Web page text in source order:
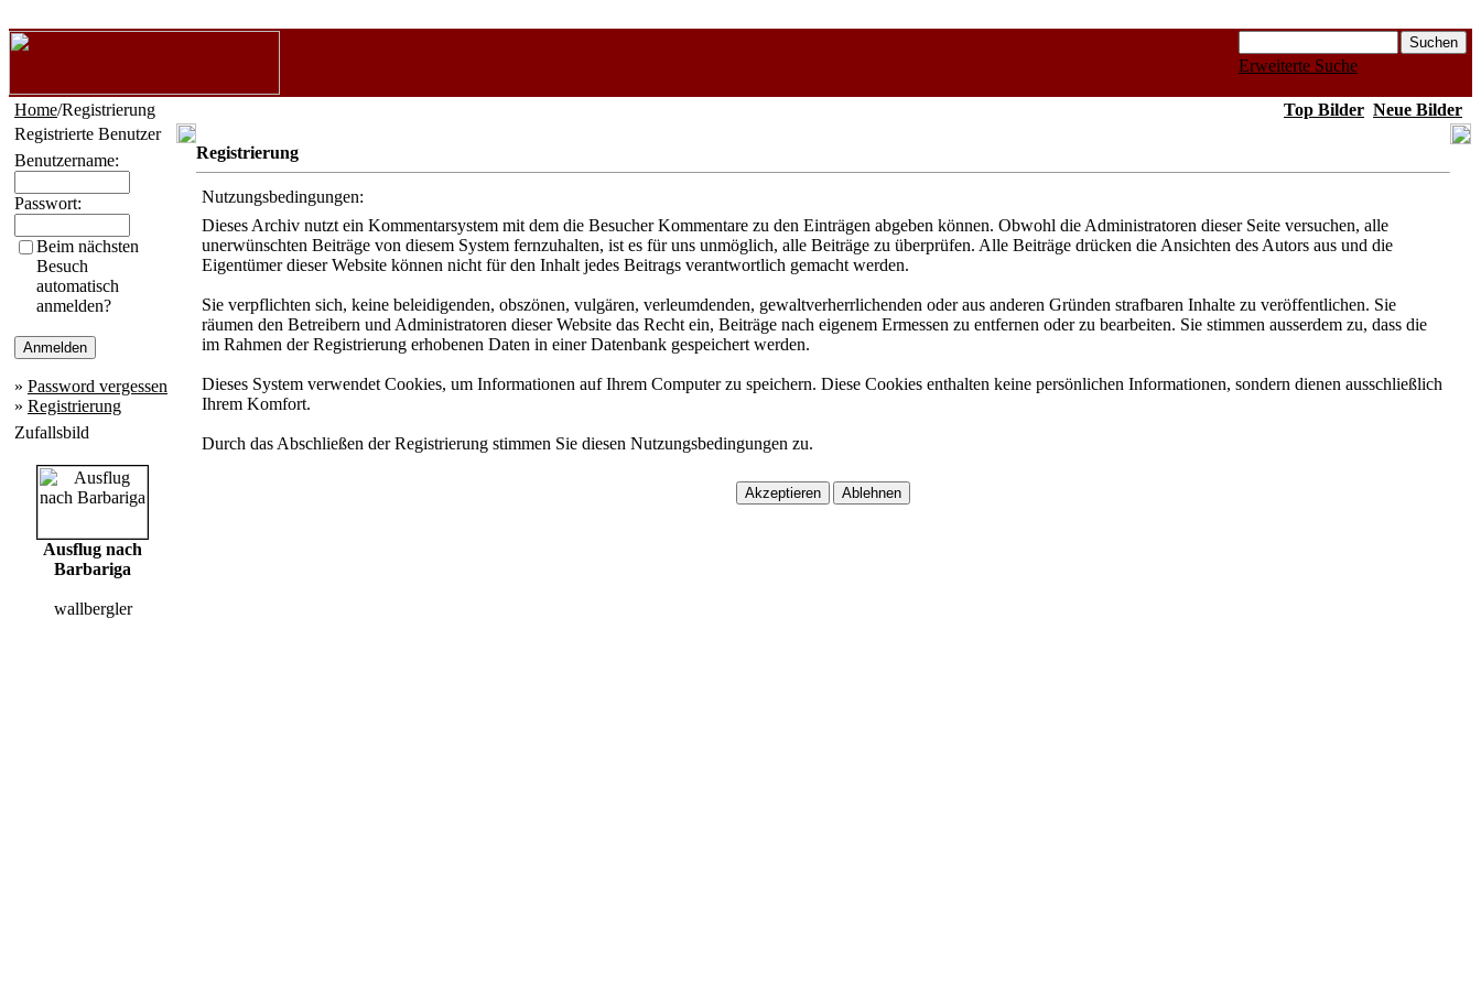
Erweiterte Suche
Home/Registrierung Top Bilder Neue Bilder
Registrierte Benutzer
Benutzername:
Passwort:
Beim nächsten
Besuch
automatisch
anmelden?
» Password vergessen
» Registrierung
Zufallsbild
Ausflug nach
Barbariga
wallbergler
Registrierung
Nutzungsbedingungen:
Dieses Archiv nutzt ein Kommentarsystem mit dem die Besucher Kommentare zu den Einträgen abgeben können. Obwohl die Administratoren dieser Seite versuchen, alle
unerwünschten Beiträge von diesem System fernzuhalten, ist es für uns unmöglich, alle Beiträge zu überprüfen. Alle Beiträge drücken die Ansichten des Autors aus und die
Eigentümer dieser Website können nicht für den Inhalt jedes Beitrags verantwortlich gemacht werden.
Sie verpflichten sich, keine beleidigenden, obszönen, vulgären, verleumdenden, gewaltverherrlichenden oder aus anderen Gründen strafbaren Inhalte zu veröffentlichen. Sie
räumen den Betreibern und Administratoren dieser Website das Recht ein, Beiträge nach eigenem Ermessen zu entfernen oder zu bearbeiten. Sie stimmen ausserdem zu, dass die
im Rahmen der Registrierung erhobenen Daten in einer Datenbank gespeichert werden.
Dieses System verwendet Cookies, um Informationen auf Ihrem Computer zu speichern. Diese Cookies enthalten keine persönlichen Informationen, sondern dienen ausschließlich
Ihrem Komfort.
Durch das Abschließen der Registrierung stimmen Sie diesen Nutzungsbedingungen zu.